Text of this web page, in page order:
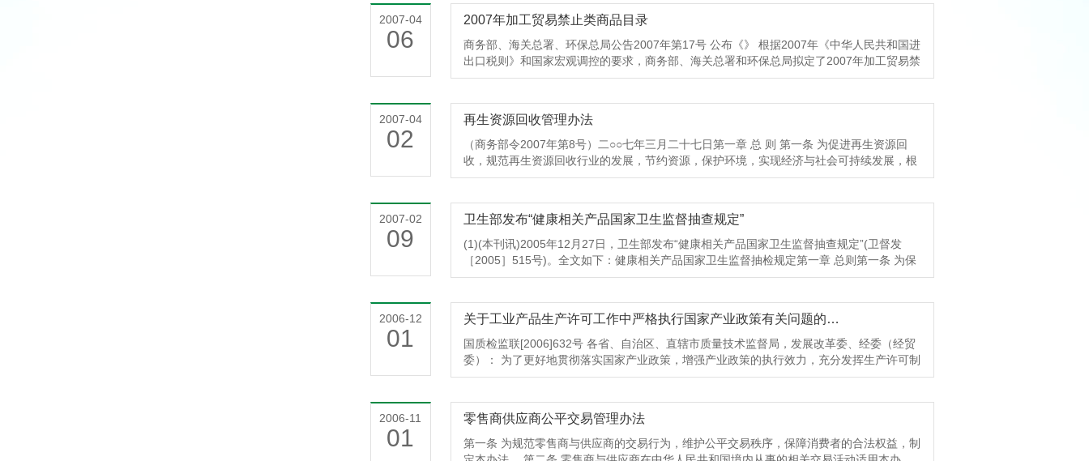
本公告也适用于保税区、出口加工区等海关特殊监管区域，但本公告发布之前区内已设立的
企业除外。六、除本公告所列商品外，禁止为种植、养殖等出口产品而进口种子、种苗、种
畜、化肥、饲料、添加剂、抗生素等开展加工贸易，禁止开展进口料件属于国家禁止进口商
品的加工贸易（如含淫秽内容的废旧书刊，含有害物、放射性物质的工业垃圾等）。七、按
告、第82号公告所列商品目录停止执行，以本公告为准，其它规定继续有效。附件：加工贸
易禁止进出口商品目录商务部海关总署环保总局二〇〇七年四月五日附件摘要：序号商品编
码商品名称禁止方式 6774701000000机械木浆出口（新增）6784702000000化学木浆,溶
解级出口（新增）6794703110000未漂白针叶木碱木浆或硫酸盐木浆出口（新增）
6804703190000未漂白非针叶木碱木浆等出口（新增）6814703210000漂白针叶木碱木浆
增）6834704110000未漂白的针叶木亚硫酸盐木浆出口（新增）6844704190000未漂白的
非针叶木亚硫酸盐木浆出口（新增）6854704210000漂白的针叶木亚硫酸盐木浆出口（新
学联合制浆法制的木浆出口（新增）6884706100000棉短绒纸浆出口（新增）
6894706200000从回收纸或纸板提取的纤维浆出口（新增）6904706300000其他纤维状纤
半化学浆出口（新增）7164803000000卫生纸、面巾纸、餐巾纸及类似纸出口备注：全部
外 原文及附件全文请浏览商务部相关网页(点击此处)
点企业节能减排管理、积极稳妥推进资源性产品价格改革、完善促进节能减排的财政政策、
加强政府机构节能和绿色采购等。 将适时出台燃油税研究开征环境税 根据国务院
日前印发的发展改革委会同有关部门制定的《节能减排综合性工作方案》，中国将制定和完
项目减免企业所得税及节能环保专用设备投资抵免企业所得税政策。对节能减排设备投资给
予增值税进项税抵扣。完善对废旧物资、资源综合利用产品增值税优惠政策；对企业综合利
用资源，生产符合国家产业政策规定的产品取得的收入，在计征企业所得税时实行减计收入
的政策。实施鼓励节能环保型车船、节能省地环保型建筑和既有建筑节能改造的税收优惠政
政策。 将加快实施十大重点节能工程 《节能减排综合性工作方案》指出，2007年
中国将形成5000万吨标准煤节能能力，重点是：实施钢铁、有色、石油石化、化工、建材等
重点耗能行业余热余压利用、节约和替代石油、电机系统节能、能量系统优化，以及工业锅
炉（窑炉）改造项目共745个；加快核准建设和改造采暖供热为主的热电联产和工业热电联
产机组1630万千瓦；组织实施低能耗、绿色建筑示范项目30个，推动北方采暖区既有居住
200个可再生能源在建筑中规模化应用示范推广项目；推广高效照明产品5000万支。 中
国还将加快水污染治理工程建设。“十一五”期间新增城市污水日处理能力4500万吨、再生水
万吨，再生水日利用能力100万吨，形成COD削减能力60万吨。加大工业废水治理力
度，“十一五”形成COD削减能力140万吨。加快城市污水处理配套管网建设和改造。严格饮
综合评价体系，作为政府领导干部综合考核评价和企业负责人业绩考核的重要内容。
体系。对全部耗能单位和污染源进行调查摸底。建立健全涵盖全社会的能源生产、流通、消
2007-04
06
2007年加工贸易禁止类商品目录
商务部、海关总署、环保总局公告2007年第17号 公布《》 根据2007年《中华人民共和国进
出口税则》和国家宏观调控的要求，商务部、海关总署和环保总局拟定了2007年加工贸易禁
止类商品目录，现予公布并将有关事项公告如下： 一、国家已公布的禁止进出口商品同样适
易备案，并在经审批的合同有效期内执行完毕；以企业为单元管理的联网监管企业允许在
2008年4月5日前执行完毕。上述业务到期仍未执行完毕的不予延期，按加工贸易有关规定
办理 三、加工贸易禁止类目录中新增补商品到期无法出口需申请内销的，企业须按照《海关
出口加工区等海关特殊监管区域，但本公告发布之前区内已设立的企业除外。 五、除本公告
所列商品外，禁止为种植、养殖等出口产品而进口种子、种苗、种畜、化肥、饲料、添加
剂、抗生素等开展加工贸易，禁止开展进口料件属于国家禁止进口商品的加工贸易（如含淫
秽内容的废旧书刊，含有害物、放射性物质的工业垃圾等）。 六、按照《中华人民共和国枪
品目录停止执行，以本公告为准，其它规定继续有效。 商 务 部 海 关 总 署 环 保 总 局
二〇〇七年四月五日附件：加工贸易禁止进出口商品目录
2007-04
02
再生资源回收管理办法
（商务部令2007年第8号）二○○七年三月二十七日第一章 总 则 第一条 为促进再生资源回
收，规范再生资源回收行业的发展，节约资源，保护环境，实现经济与社会可持续发展，根
据《中华人民共和国清洁生产促进法》、《中华人民共和国固体废物污染环境防治法》等法
值的各种废弃物。 再生资源包括废旧金属、报废电子产品、报废机电设备及其零部件、废造
纸原料（如废纸、废棉等）、废轻化工原料（如橡胶、塑料、农药包装物、动物杂骨、毛发
等）、废玻璃等。 第三条 在中华人民共和国境内从事再生资源回收经营活动的企业和个体
社会各行各业和城乡居民积攒交售再生资源。 第五条 国家鼓励以环境无害化方式回收处理
再生资源，鼓励开展有关再生资源回收处理的科学研究、技术开发和推广。 第二章 经营规
则 第六条 从事再生资源回收经营活动，必须符合工商行政管理登记条件，领取营业执照
后，方可从事经营活动。 第七条 从事再生资源回收经营活动，应当在取得营业执照后30日
记事项的自工商登记变更之日起30日内）向商务主管部门办理变更手续。 第八条 回收生产
性废旧金属的再生资源回收企业和回收非生产性废旧金属的再生资源回收经营者，除应当按
照本办法第七条规定向商务主管部门备案外，还应当在取得营业执照后15日内，向所在地县
级人民政府公安机关备案。 备案事项发生变更时，前款所列再生资源回收经营者应当自变更
2007-02
09
卫生部发布“健康相关产品国家卫生监督抽查规定”
(1)(本刊讯)2005年12月27日，卫生部发布“健康相关产品国家卫生监督抽查规定”(卫督发
［2005］515号)。全文如下：健康相关产品国家卫生监督抽检规定第一章 总则第一条 为保
障消费者身体健康，规范健康相关产品国家卫生监督抽检工作，依据《食品卫生法》、《传
品、化妆品、涉及饮用水卫生安全产品和消毒产品。第三条 健康相关产品国家卫生监督抽检
(以下称国家卫生监督抽检)是指由卫生部依法组织的对健康相关产品及其生产经营场所进行
的卫生监督抽检和抽查。第四条 国家卫生监督抽检遵循科学、公正、公平、公开的原则。第
品，自检验报告出具之日起6个月内，除特殊情况外，地方卫生行政部门不得重复抽检该企
业的同一品种产品。第七条 卫生部负责制定国家卫生监督抽检工作计划并组织实施。国家卫
生监督抽检计划应当包括抽样的品种及数量、检验项目、检验依据、判定依据和标准及执行
单位等内容。第八条 省级卫生行政部门根据国家卫生监督抽检工作计划制定具体的实施方
2006-12
01
关于工业产品生产许可工作中严格执行国家产业政策有关问题的通知
国质检监联[2006]632号 各省、自治区、直辖市质量技术监督局，发展改革委、经委（经贸
委）： 为了更好地贯彻落实国家产业政策，增强产业政策的执行效力，充分发挥生产许可制
度在贯彻国家产业政策中的作用，防止重复建设，有效解决部分行业产能过剩问题，坚决淘
例》、《国务院关于发布实施<促进产业结构调整暂行规定>的决定》（国发[2005]40号）的
有关规定，现就工业产品生产许可工作中贯彻执行《产业结构调整指导目录》（以下简
称“《目录》”）的有关事项通知如下： 一、在工业产品生产许可工作中，省级质量技术监督
2006-11
01
零售商供应商公平交易管理办法
第一条 为规范零售商与供应商的交易行为，维护公平交易秩序，保障消费者的合法权益，制